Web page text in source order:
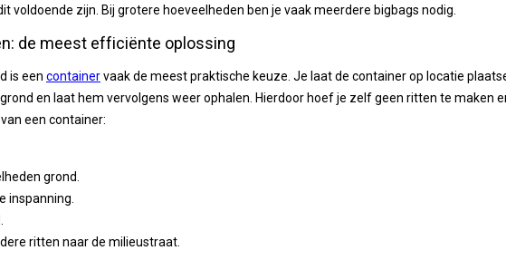
voldoende zijn. Bij grotere hoeveelheden ben je vaak meerdere bigbags nodig.
de meest efficiënte oplossing
is een containervaak de meest praktische keuze. Je laat de container op locatie
en laat hem vervolgens weer ophalen. Hierdoor hoef je zelf geen ritten te maken
een container:
grond.
inspanning.
ritten naar de milieustraat.